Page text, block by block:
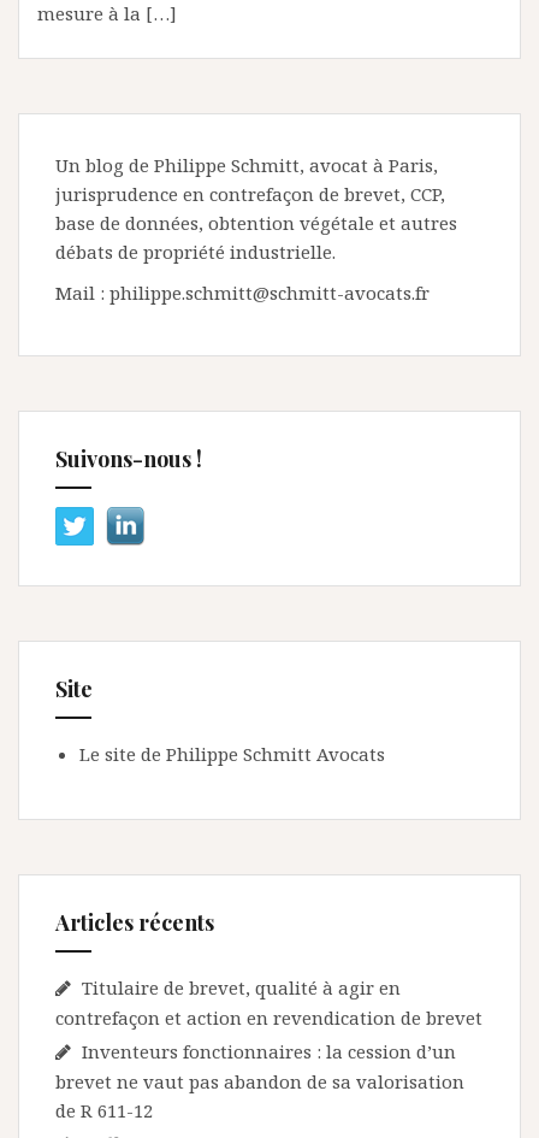
mesure à la […]
Un blog de Philippe Schmitt, avocat à Paris,
jurisprudence en contrefaçon de brevet, CCP,
base de données, obtention végétale et autres
débats de propriété industrielle.
Mail : philippe.schmitt@schmitt-avocats.fr
Suivons-nous !
Site
Le site de Philippe Schmitt Avocats
Articles récents
Titulaire de brevet, qualité à agir en
contrefaçon et action en revendication de brevet
Inventeurs fonctionnaires : la cession d’un
brevet ne vaut pas abandon de sa valorisation
de R 611-12